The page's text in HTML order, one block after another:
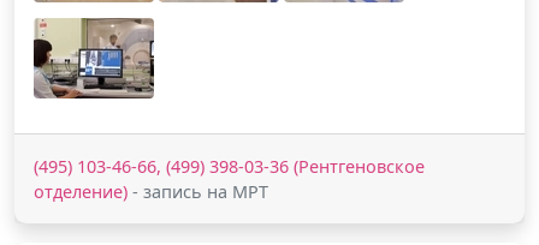
(495) 103-46-66, (499) 398-03-36 (Рентгеновское
отделение) - запись на МРТ